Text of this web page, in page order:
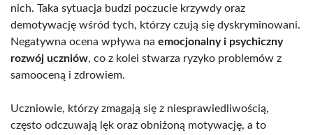
nich. Taka sytuacja budzi poczucie krzywdy oraz
demotywację wśród tych, którzy czują się dyskryminowani.
Negatywna ocena wpływa na emocjonalny i psychiczny
rozwój uczniów, co z kolei stwarza ryzyko problemów z
samooceną i zdrowiem.
Uczniowie, którzy zmagają się z niesprawiedliwością,
często odczuwają lęk oraz obniżoną motywację, a to